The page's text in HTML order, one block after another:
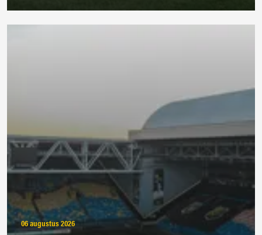
06 augustus 2026